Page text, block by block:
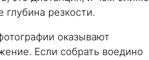
резкости.
оказывают
Если собрать воедино